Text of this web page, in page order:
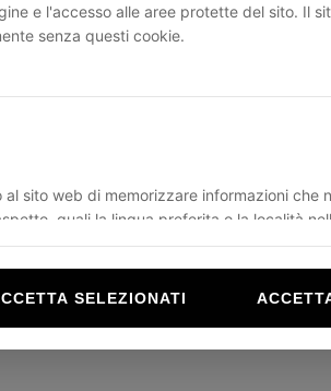
e l'accesso alle aree protette del sito. Il
senza questi cookie.
sito web di memorizzare informazioni che
quali la lingua preferita o la località
SELEZIONATI